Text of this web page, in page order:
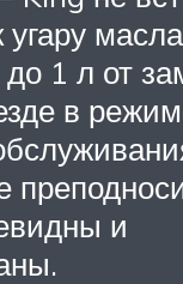
угару масла
1 л от
в
и